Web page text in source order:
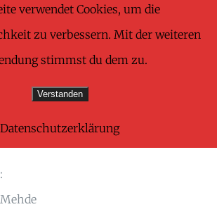
Letzsch
Müller
Mehmecke
verwendet Cookies, um die
zu verbessern. Mit der weiteren
stimmst du dem zu.
Verstanden
Datenschutzerklärung